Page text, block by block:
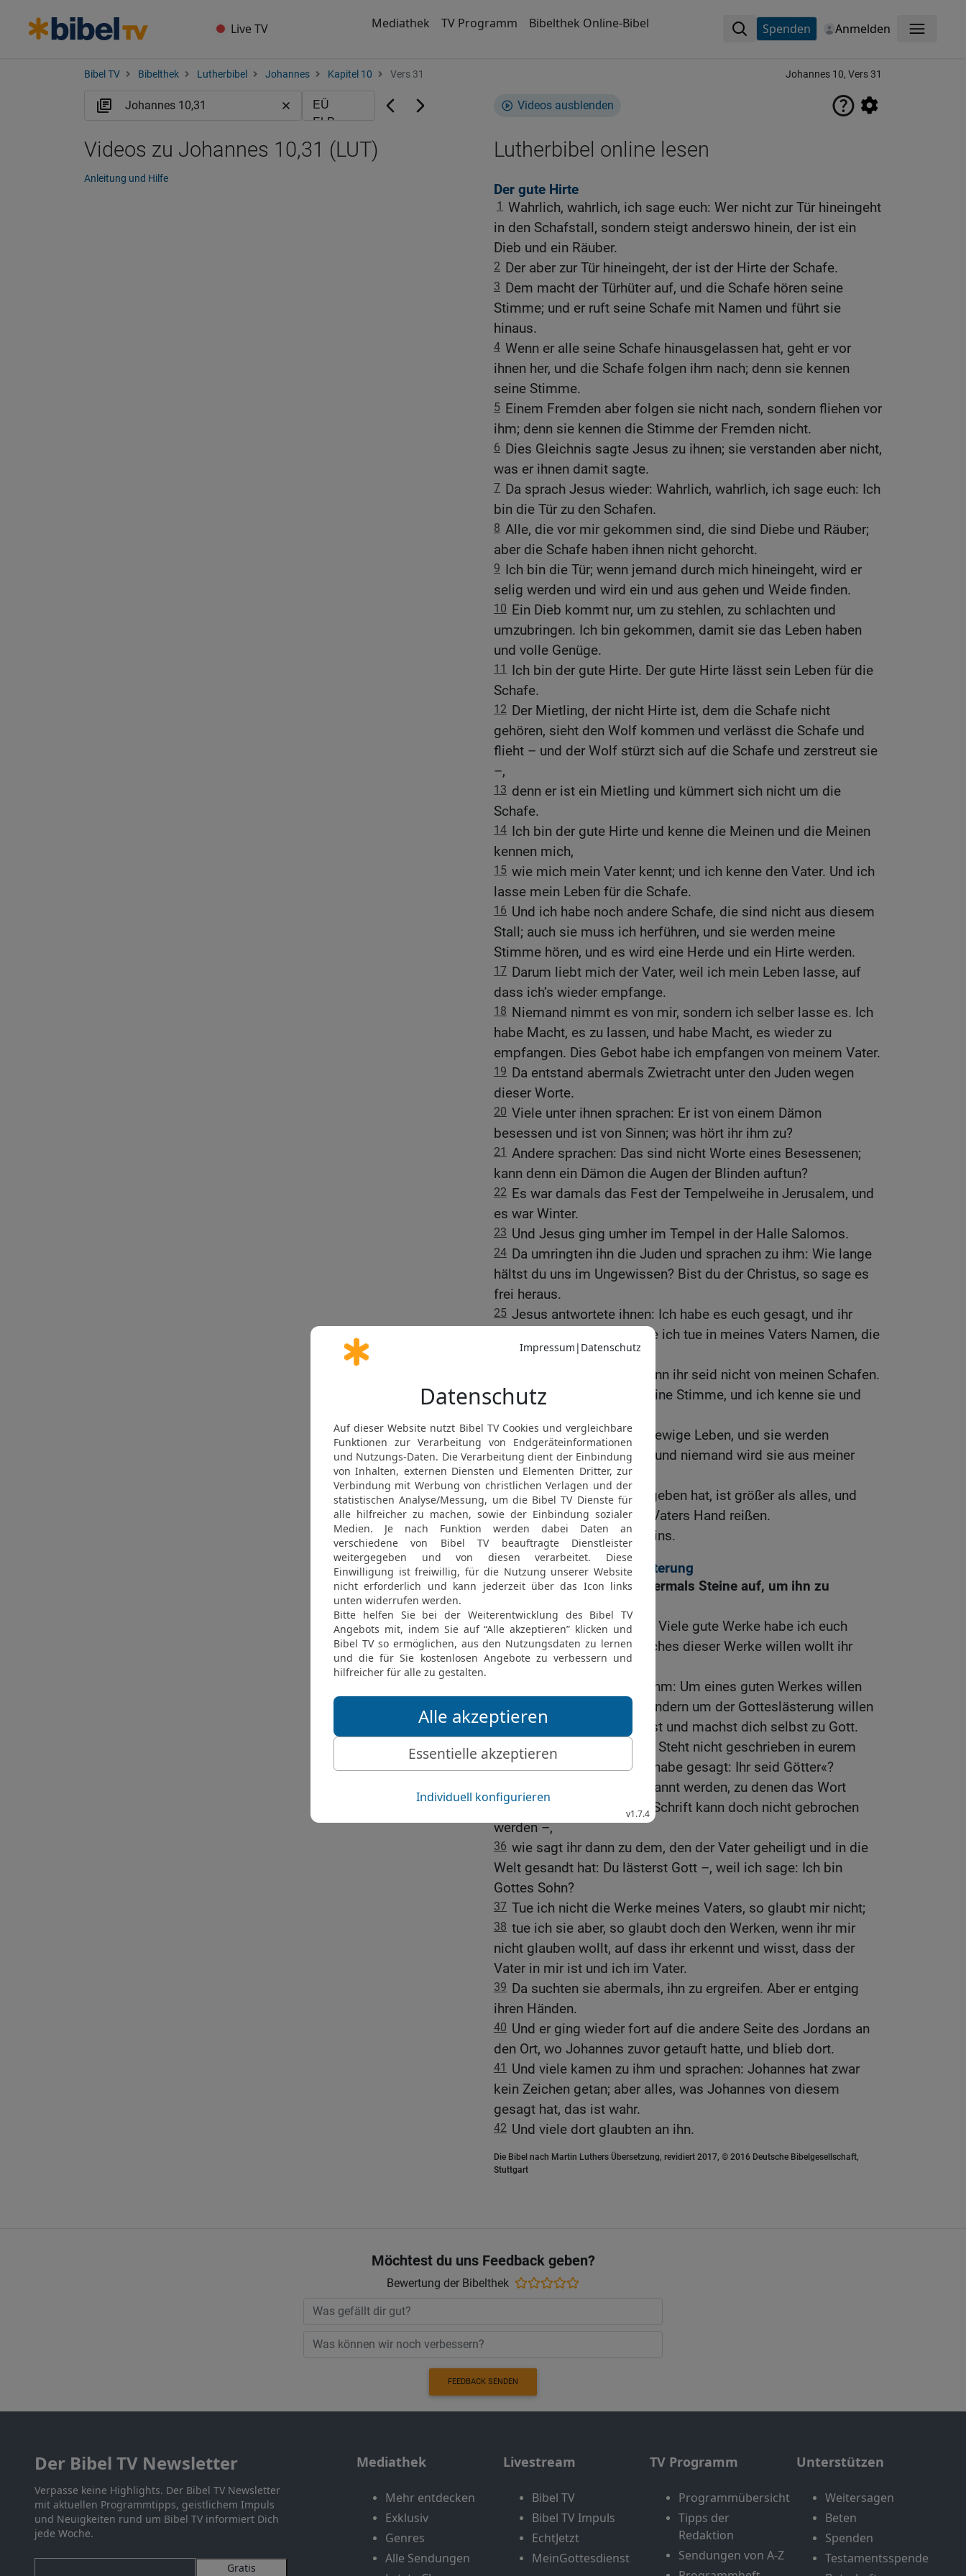
Live TV Mediathek TV Programm Bibelthek Online-Bibel Spenden Anmelden Menü
Bibel TV Bibelthek Lutherbibel Johannes Kapitel 10 Vers 31 Johannes 10, Vers 31
Videos ausblenden
Lutherbibel online lesen
Der gute Hirte
1 Wahrlich, wahrlich, ich sage euch: Wer nicht zur Tür hineingeht
in den Schafstall, sondern steigt anderswo hinein, der ist ein
Dieb und ein Räuber.
2 Der aber zur Tür hineingeht, der ist der Hirte der Schafe.
3 Dem macht der Türhüter auf, und die Schafe hören seine
Stimme; und er ruft seine Schafe mit Namen und führt sie
hinaus.
4 Wenn er alle seine Schafe hinausgelassen hat, geht er vor
ihnen her, und die Schafe folgen ihm nach; denn sie kennen
seine Stimme.
5 Einem Fremden aber folgen sie nicht nach, sondern fliehen vor
ihm; denn sie kennen die Stimme der Fremden nicht.
6 Dies Gleichnis sagte Jesus zu ihnen; sie verstanden aber nicht,
was er ihnen damit sagte.
7 Da sprach Jesus wieder: Wahrlich, wahrlich, ich sage euch: Ich
bin die Tür zu den Schafen.
8 Alle, die vor mir gekommen sind, die sind Diebe und Räuber;
aber die Schafe haben ihnen nicht gehorcht.
9 Ich bin die Tür; wenn jemand durch mich hineingeht, wird er
selig werden und wird ein und aus gehen und Weide finden.
10 Ein Dieb kommt nur, um zu stehlen, zu schlachten und
umzubringen. Ich bin gekommen, damit sie das Leben haben
und volle Genüge.
11
Ich bin der gute Hirte. Der gute Hirte lässt sein Leben für die
Schafe.
12 Der Mietling, der nicht Hirte ist, dem die Schafe nicht
gehören, sieht den Wolf kommen und verlässt die Schafe und
flieht – und der Wolf stürzt sich auf die Schafe und zerstreut sie
–,
13 denn er ist ein Mietling und kümmert sich nicht um die
Schafe.
14 Ich bin der gute Hirte und kenne die Meinen und die Meinen
kennen mich,
15 wie mich mein Vater kennt; und ich kenne den Vater. Und ich
lasse mein Leben für die Schafe.
16 Und ich habe noch andere Schafe, die sind nicht aus diesem
Stall; auch sie muss ich herführen, und sie werden meine
Stimme hören, und es wird eine Herde und ein Hirte werden.
17 Darum liebt mich der Vater, weil ich mein Leben lasse, auf
dass ich’s wieder empfange.
18 Niemand nimmt es von mir, sondern ich selber lasse es. Ich
habe Macht, es zu lassen, und habe Macht, es wieder zu
empfangen. Dies Gebot habe ich empfangen von meinem Vater.
19 Da entstand abermals Zwietracht unter den Juden wegen
dieser Worte.
20 Viele unter ihnen sprachen: Er ist von einem Dämon
besessen und ist von Sinnen; was hört ihr ihm zu?
21 Andere sprachen: Das sind nicht Worte eines Besessenen;
kann denn ein Dämon die Augen der Blinden auftun?
22 Es war damals das Fest der Tempelweihe in Jerusalem, und
es war Winter.
23 Und Jesus ging umher im Tempel in der Halle Salomos.
24 Da umringten ihn die Juden und sprachen zu ihm: Wie lange
hältst du uns im Ungewissen? Bist du der Christus, so sage es
frei heraus.
25 Jesus antwortete ihnen: Ich habe es euch gesagt, und ihr
glaubt nicht. Die Werke, die ich tue in meines Vaters Namen, die
zeugen von mir.
Aber ihr glaubt nicht, denn ihr seid nicht von meinen Schafen.
27 Meine Schafe hören meine Stimme, und ich kenne sie und
28 und ich gebe ihnen das ewige Leben, und sie werden
nimmermehr umkommen, und niemand wird sie aus meiner
Hand reißen.
Was mir mein Vater gegeben hat, ist größer als alles, und
niemand kann es aus des Vaters Hand reißen.
30 Ich und der Vater sind eins.
Der Vorwurf der Gotteslästerung
31 Da hoben die Juden abermals Steine auf, um ihn zu
32 Jesus antwortete ihnen: Viele gute Werke habe ich euch
erzeigt vom Vater; um welches dieser Werke willen wollt ihr
mich steinigen?
Die Juden antworteten ihm: Um eines guten Werkes willen
steinigen wir dich nicht, sondern um der Gotteslästerung willen
und weil du ein Mensch bist und machst dich selbst zu Gott.
Jesus antwortete ihnen: Steht nicht geschrieben in eurem
Gesetz (Psalm 82,6): »Ich habe gesagt: Ihr seid Götter«?
Wenn jene »Götter« genannt werden, zu denen das Wort
Gottes geschah – und die Schrift kann doch nicht gebrochen
werden –,
36 wie sagt ihr dann zu dem, den der Vater geheiligt und in die
Welt gesandt hat: Du lästerst Gott –, weil ich sage: Ich bin
Gottes Sohn?
37 Tue ich nicht die Werke meines Vaters, so glaubt mir nicht;
38 tue ich sie aber, so glaubt doch den Werken, wenn ihr mir
nicht glauben wollt, auf dass ihr erkennt und wisst, dass der
Vater in mir ist und ich im Vater.
39 Da suchten sie abermals, ihn zu ergreifen. Aber er entging
ihren Händen.
40 Und er ging wieder fort auf die andere Seite des Jordans an
den Ort, wo Johannes zuvor getauft hatte, und blieb dort.
41
Und viele kamen zu ihm und sprachen: Johannes hat zwar
kein Zeichen getan; aber alles, was Johannes von diesem
gesagt hat, das ist wahr.
42 Und viele dort glaubten an ihn.
Die Bibel nach Martin Luthers Übersetzung, revidiert 2017, © 2016 Deutsche Bibelgesellschaft,
Stuttgart
Videos zu Johannes 10,31 (LUT)
Anleitung und Hilfe
Möchtest du uns Feedback geben?
Bewertung der Bibelthek
FEEDBACK SENDEN
Der Bibel TV Newsletter
Verpasse keine Highlights. Der Bibel TV Newsletter
mit aktuellen Programmtipps, geistlichem Impuls
und Neuigkeiten rund um Bibel TV informiert Dich
jede Woche.
Gratis
Mediathek
Mehr entdecken
Exklusiv
Genres
Alle Sendungen
Livestream
Bibel TV
Bibel TV Impuls
EchtJetzt
MeinGottesdienst
TV Programm
Programmübersicht
Tipps der
Redaktion
Sendungen von A-Z
Unterstützen
Weitersagen
Beten
Spenden
Testamentsspende